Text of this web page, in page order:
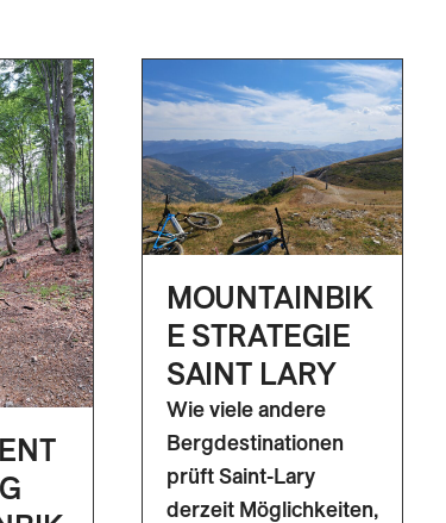
MOUNTAINBIK
E STRATEGIE
SAINT LARY
Wie viele andere
Bergdestinationen
prüft Saint-Lary
derzeit Möglichkeiten,